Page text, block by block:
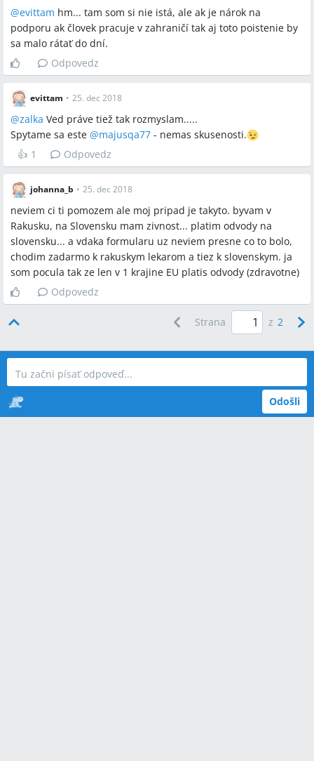
@evittam hm... tam som si nie istá, ale ak je nárok na
podporu ak človek pracuje v zahraničí tak aj toto poistenie by
sa malo rátať do dní.
Odpovedz
evittam • 25. dec 2018
@zalka Ved práve tiež tak rozmyslam.....
Spytame sa este @majusqa77 - nemas skusenosti.
👍 1 Odpovedz
johanna_b • 25. dec 2018
neviem ci ti pomozem ale moj pripad je takyto. byvam v
Rakusku, na Slovensku mam zivnost... platim odvody na
slovensku... a vdaka formularu uz neviem presne co to bolo,
chodim zadarmo k rakuskym lekarom a tiez k slovenskym. ja
som pocula tak ze len v 1 krajine EU platis odvody (zdravotne)
Odpovedz
Strana z 2
Odošli